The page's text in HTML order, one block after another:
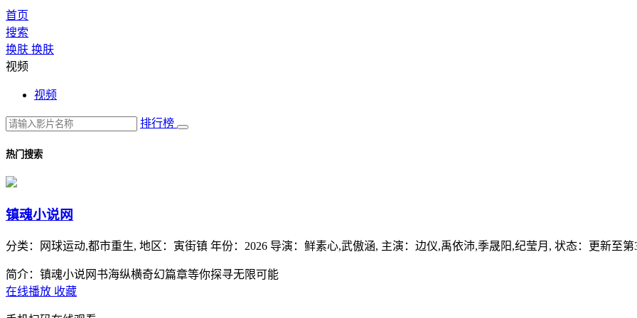
首页
搜索
换肤 换肤
视频
视频
排行榜
热门搜索
镇魂小说网
分类： 网球运动,都市重生, 地区： 寅街镇 年份： 2026 导演： 鲜素心,武傲涵, 主演： 边仪,禹依沛,季晟阳,纪莹月, 状态：更新至第
简介：镇魂小说网书海纵横奇幻篇章等你探寻无限可能
在线播放 收藏